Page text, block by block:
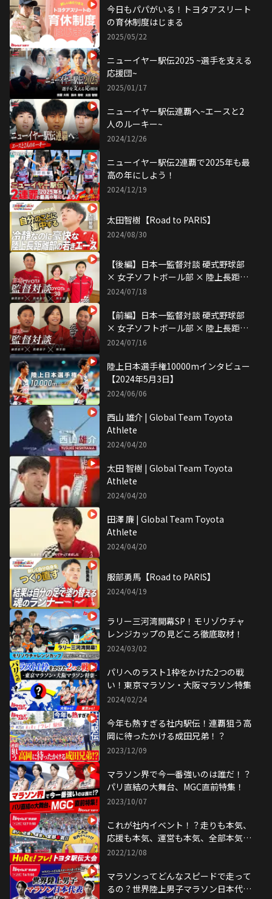
今日もパパがいる！トヨタアスリート
の育休制度はじまる
2025/05/22
ニューイヤー駅伝2025 ~選手を支える
応援団~
2025/01/17
ニューイヤー駅伝連覇へ~エースと2
人のルーキー~
2024/12/26
ニューイヤー駅伝2連覇で2025年も最
高の年にしよう！
2024/12/19
太田智樹【Road to PARIS】
2024/08/30
【後編】日本一監督対談 硬式野球部
× 女子ソフトボール部 × 陸上長距離
部
2024/07/18
【前編】日本一監督対談 硬式野球部
× 女子ソフトボール部 × 陸上長距離
部
2024/07/16
陸上日本選手権10000mインタビュー
【2024年5月3日】
2024/06/06
西山 雄介 | Global Team Toyota
Athlete
2024/04/20
太田 智樹 | Global Team Toyota
Athlete
2024/04/20
田澤 廉 | Global Team Toyota
Athlete
2024/04/20
服部勇馬【Road to PARIS】
2024/04/19
ラリー三河湾開幕SP！モリゾウチャ
レンジカップの見どころ徹底取材！
2024/03/02
パリへのラスト1枠をかけた2つの戦
い！東京マラソン・大阪マラソン特集
2024/02/24
今年も熱すぎる社内駅伝！連覇狙う高
岡に待ったかける成田兄弟！？
2023/12/09
マラソン界で今一番強いのは誰だ！？
パリ直結の大舞台、MGC直前特集！
2023/10/07
これが社内イベント！？走りも本気、
応援も本気、運営も本気、全部本気！
HURE！フレ！駅伝特集
2022/12/08
マラソンってどんなスピードで走って
るの？世界陸上男子マラソン日本代表